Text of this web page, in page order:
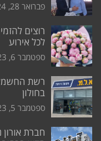
פברואר 28, 2024
רוצים
לכל אירוע
ספטמבר 6, 2023
רשת
בחולון
ספטמבר 5, 2023